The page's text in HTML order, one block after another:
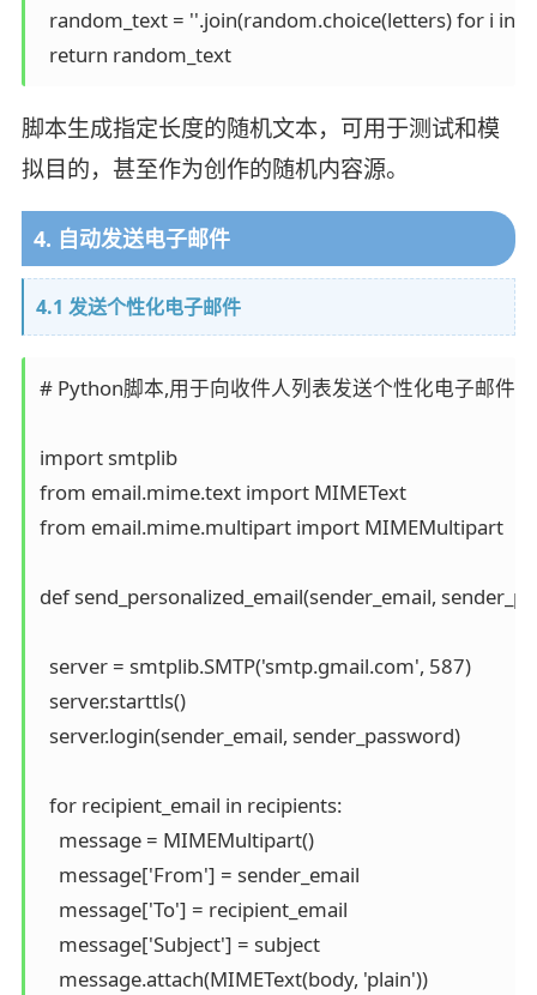
random_text = ''.join(random.choice(letters) for i in
  return random_text
脚本生成指定长度的随机文本，可用于测试和模
拟目的，甚至作为创作的随机内容源。
4. 自动发送电子邮件
4.1 发送个性化电子邮件
# Python脚本,用于向收件人列表发送个性化电子邮件
import smtplib
from email.mime.text import MIMEText
from email.mime.multipart import MIMEMultipart
def send_personalized_email(sender_email,
  server = smtplib.SMTP('smtp.gmail.com', 587)
  server.starttls()
  server.login(sender_email, sender_password)
  for recipient_email in recipients:
    message = MIMEMultipart()
    message['From'] = sender_email
    message['To'] = recipient_email
    message['Subject'] = subject
    message.attach(MIMEText(body, 'plain'))